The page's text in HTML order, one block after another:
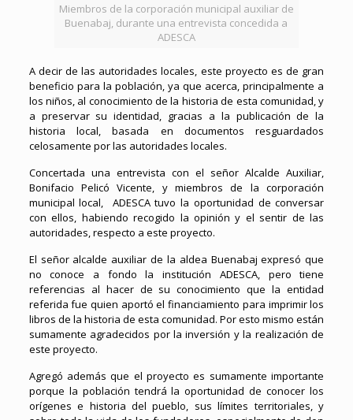
Miembros de la corporación municipal auxiliar de
Buenabaj, durante una entrevista concedida a
ADESCA
A decir de las autoridades locales, este proyecto es de gran
beneficio para la población, ya que acerca, principalmente a
los niños, al conocimiento de la historia de esta comunidad, y
a preservar su identidad, gracias a la publicación de la
historia local, basada en documentos resguardados
celosamente por las autoridades locales.
Concertada una entrevista con el señor Alcalde Auxiliar,
Bonifacio Pelicó Vicente, y miembros de la corporación
municipal local, ADESCA tuvo la oportunidad de conversar
con ellos, habiendo recogido la opinión y el sentir de las
autoridades, respecto a este proyecto.
El señor alcalde auxiliar de la aldea Buenabaj expresó que
no conoce a fondo la institución ADESCA, pero tiene
referencias al hacer de su conocimiento que la entidad
referida fue quien aportó el financiamiento para imprimir los
libros de la historia de esta comunidad. Por esto mismo están
sumamente agradecidos por la inversión y la realización de
este proyecto.
Agregó además que el proyecto es sumamente importante
porque la población tendrá la oportunidad de conocer los
orígenes e historia del pueblo, sus límites territoriales, y